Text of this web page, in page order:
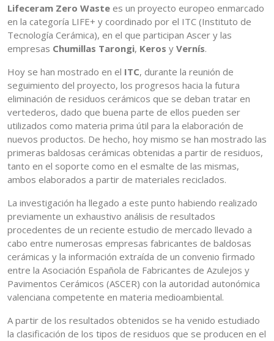
Lifeceram Zero Waste es un proyecto europeo enmarcado
en la categoría LIFE+ y coordinado por el ITC (Instituto de
Tecnología Cerámica), en el que participan Ascer y las
empresas Chumillas Tarongi, Keros y Vernís.
Hoy se han mostrado en el ITC, durante la reunión de
seguimiento del proyecto, los progresos hacia la futura
eliminación de residuos cerámicos que se deban tratar en
vertederos, dado que buena parte de ellos pueden ser
utilizados como materia prima útil para la elaboración de
nuevos productos. De hecho, hoy mismo se han mostrado las
primeras baldosas cerámicas obtenidas a partir de residuos,
tanto en el soporte como en el esmalte de las mismas,
ambos elaborados a partir de materiales reciclados.
La investigación ha llegado a este punto habiendo realizado
previamente un exhaustivo análisis de resultados
procedentes de un reciente estudio de mercado llevado a
cabo entre numerosas empresas fabricantes de baldosas
cerámicas y la información extraída de un convenio firmado
entre la Asociación Española de Fabricantes de Azulejos y
Pavimentos Cerámicos (ASCER) con la autoridad autonómica
valenciana competente en materia medioambiental.
A partir de los resultados obtenidos se ha venido estudiado
la clasificación de los tipos de residuos que se producen en el